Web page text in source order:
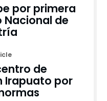
por primera
Nacional de
de
Irapuato por